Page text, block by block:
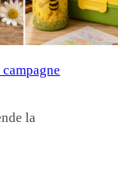
la